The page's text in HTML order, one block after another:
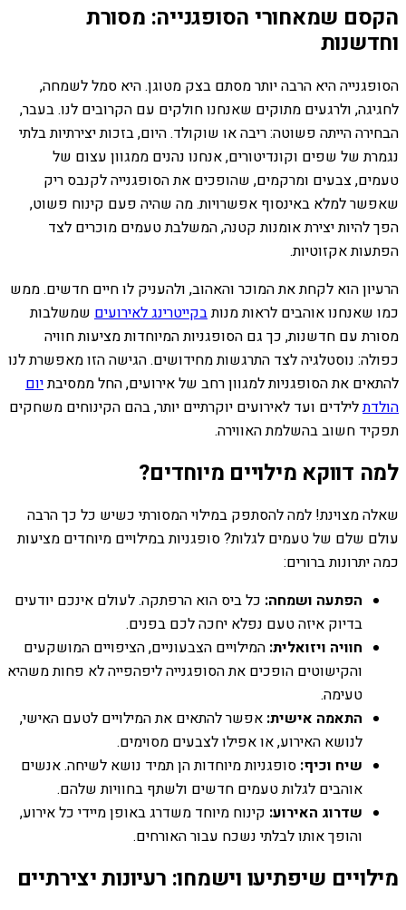
הקסם שמאחורי הסופגנייה: מסורת
וחדשנות
הסופגנייה היא הרבה יותר מסתם בצק מטוגן. היא סמל לשמחה,
לחגיגה, ולרגעים מתוקים שאנחנו חולקים עם הקרובים לנו. בעבר,
הבחירה הייתה פשוטה: ריבה או שוקולד. היום, בזכות יצירתיות בלתי
נגמרת של שפים וקונדיטורים, אנחנו נהנים ממגוון עצום של
טעמים, צבעים ומרקמים, שהופכים את הסופגנייה לקנבס ריק
שאפשר למלא באינסוף אפשרויות. מה שהיה פעם קינוח פשוט,
הפך להיות יצירת אומנות קטנה, המשלבת טעמים מוכרים לצד
הפתעות אקזוטיות.
הרעיון הוא לקחת את המוכר והאהוב, ולהעניק לו חיים חדשים. ממש
כמו שאנחנו אוהבים לראות מנותבקייטרינג לאירועים שמשלבות
מסורת עם חדשנות, כך גם הסופגניות המיוחדות מציעות חוויה
כפולה: נוסטלגיה לצד התרגשות מחידושים. הגישה הזו מאפשרת לנו
להתאים את הסופגניות למגוון רחב של אירועים, החל ממסיבתיום
הולדתלילדים ועד לאירועים יוקרתיים יותר, בהם הקינוחים משחקים
תפקיד חשוב בהשלמת האווירה.
למה דווקא מילויים מיוחדים?
שאלה מצוינת! למה להסתפק במילוי המסורתי כשיש כל כך הרבה
עולם שלם של טעמים לגלות? סופגניות במילויים מיוחדים מציעות
כמה יתרונות ברורים:
הפתעה ושמחה: כל ביס הוא הרפתקה. לעולם אינכם יודעים
בדיוק איזה טעם נפלא יחכה לכם בפנים.
חוויה ויזואלית: המילויים הצבעוניים, הציפויים המושקעים
והקישוטים הופכים את הסופגנייה ליפהפייה לא פחות משהיא
טעימה.
התאמה אישית: אפשר להתאים את המילויים לטעם האישי,
לנושא האירוע, או אפילו לצבעים מסוימים.
שיח וכיף: סופגניות מיוחדות הן תמיד נושא לשיחה. אנשים
אוהבים לגלות טעמים חדשים ולשתף בחוויות שלהם.
שדרוג האירוע: קינוח מיוחד משדרג באופן מיידי כל אירוע,
והופך אותו לבלתי נשכח עבור האורחים.
מילויים שיפתיעו וישמחו: רעיונות יצירתיים